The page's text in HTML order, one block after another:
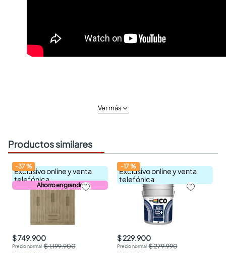
Ver más
Productos similares
Exclusivo online y venta
telefónica
Ahorro en grande
-37%
$ 749.900
$ 1.199.900
Exclusivo online y venta
telefónica
-17%
$ 229.900
$ 279.990